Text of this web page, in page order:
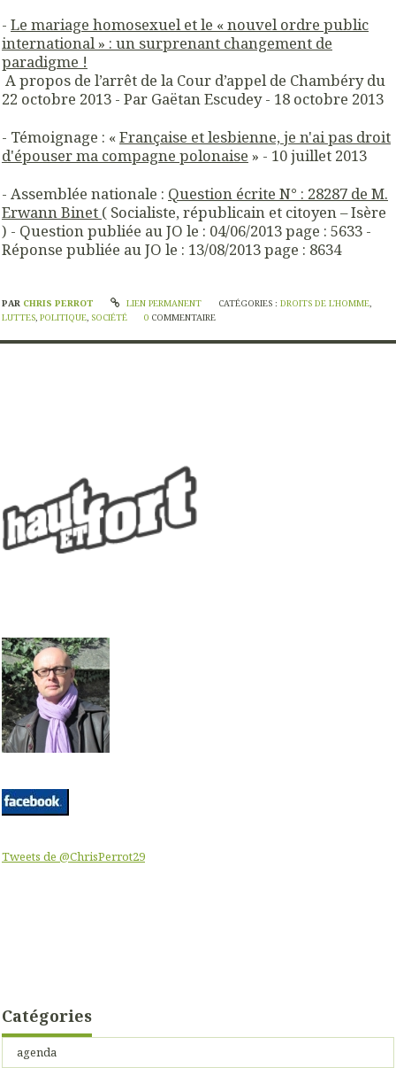
- Le mariage homosexuel et le « nouvel ordre public
international » : un surprenant changement de
paradigme !
A propos de l’arrêt de la Cour d’appel de Chambéry du
22 octobre 2013 - Par Gaëtan Escudey - 18 octobre 2013
- Témoignage : «Française et lesbienne, je n'ai pas droit
d'épouser ma compagne polonaise » - 10 juillet 2013
- Assemblée nationale : Question écrite N° : 28287 de M.
Erwann Binet ( Socialiste, républicain et citoyen – Isère
) - Question publiée au JO le : 04/06/2013 page : 5633 -
Réponse publiée au JO le : 13/08/2013 page : 8634
PAR CHRIS PERROT LIEN PERMANENT CATÉGORIES :DROITS DE L'HOMME,
LUTTES, POLITIQUE, SOCIÉTÉ 0 COMMENTAIRE
Tweets de @ChrisPerrot29
Catégories
agenda